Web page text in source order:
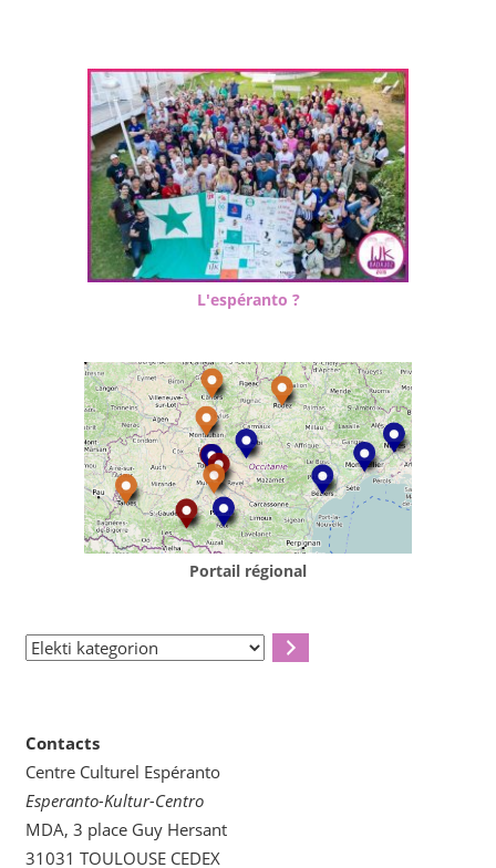
L'espéranto ?
Portail régional
Elekti
Contacts
Centre Culturel Espéranto
Esperanto-Kultur-Centro
MDA, 3 place Guy Hersant
31031 TOULOUSE CEDEX